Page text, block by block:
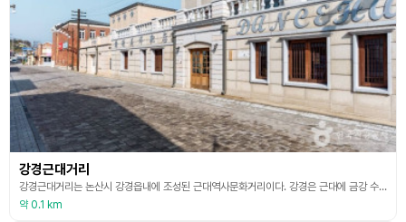
강경근대거리
강경근대거리는 논산시 강경읍내에 조성된 근대역사문화거리이다. 강경은 근대에 금강 수운 포구를 중심으로 서해와 연결되는 상권이 형성되어 번성한 지역이었다. 거기에 1911년에 개통된 호남선 철도로 인해 교통의 요지가 되어 상업, 유통업이 더욱 발달하였다. 그러나 군산항이 성장하고 금강 수운이 쇠퇴하자 상업 중심지의 기능을 잃게 되었다. 현재 이곳에는 강경이 번성하던 시절의 역사를 볼 수 있는 많은 문화재가 남아있다. 대표적으로는 구 강경노동조합(현 강경역
약 0.1 km